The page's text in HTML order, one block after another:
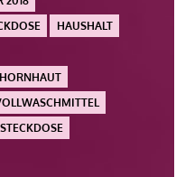
HAUSHALT